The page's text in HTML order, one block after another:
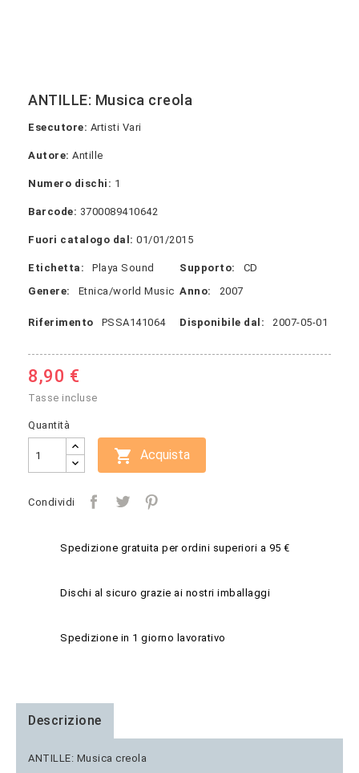
ANTILLE: Musica creola
Esecutore: Artisti Vari
Autore: Antille
Numero dischi: 1
Barcode: 3700089410642
Fuori catalogo dal: 01/01/2015
Etichetta: Playa Sound Supporto:
CD
Genere:
Etnica/world Music Anno: 2007
Riferimento PSSA141064 Disponibile dal: 2007-05-01
8,90 €
Tasse incluse
Quantità
 Acquista
Condividi
Spedizione gratuita per ordini superiori a 95 €
Dischi al sicuro grazie ai nostri imballaggi
Spedizione in 1 giorno lavorativo
Descrizione
ANTILLE: Musica creola